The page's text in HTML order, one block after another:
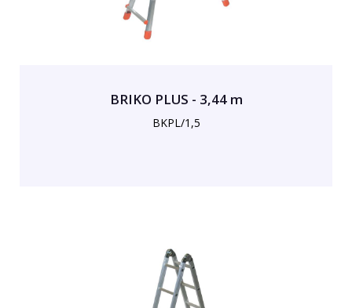
BRIKO PLUS - 3,44 m
BKPL/1,5